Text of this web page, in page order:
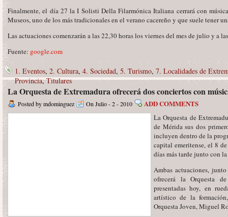
Finalmente, el día 27 la I Solisti Della Filarmónica Italiana cerrará con
Museos, uno de los más tradicionales en el verano cacereño y que suele tener
Las actuaciones comenzarán a las 22,30 horas los viernes del mes de julio y a
Fuente: google.com
1. Eventos, 2. Cultura, 4. Sociedad, 5. Turismo, 7. Localidades de
Provincia,Titulares
La Orquesta de Extremadura ofrecerá dos conciertos con
Posted by mdominguez On Julio - 2 - 2010 ADD COMMENTS
La Orquesta de
de Mérida sus dos
incluyen dentro de la
capital emeritense, el 8
días más tarde junto con
Ambas actuaciones,
ofrecerá la Orquesta
presentadas hoy, en
artístico de la
Orquesta Joven, Miguel